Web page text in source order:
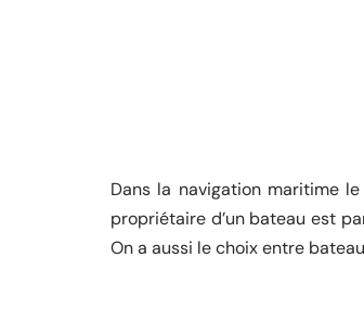
Dans la navigation maritime
propriétaire d’un bateau est
On a aussi le choix entre